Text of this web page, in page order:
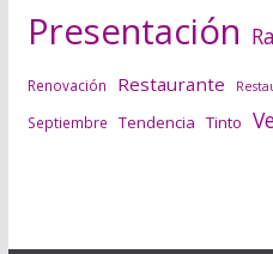
Presentación
Renovación Restaurante
Septiembre Tendencia Tinto